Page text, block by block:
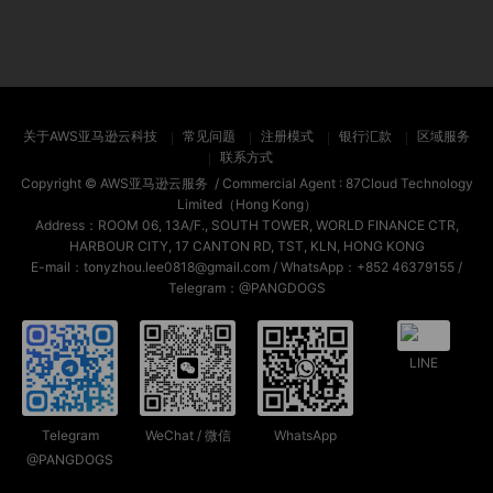
关于AWS亚马逊云科技 常见问题 注册模式 银行汇款
区域服务
联系方式
Copyright © AWS亚马逊云服务 / Commercial Agent : 87Cloud Technology
Limited（Hong Kong）
Address：ROOM 06, 13A/F., SOUTH TOWER, WORLD FINANCE CTR,
HARBOUR CITY, 17 CANTON RD, TST, KLN, HONG KONG
E-mail：tonyzhou.lee0818@gmail.com / WhatsApp：+852 46379155 /
Telegram：@PANGDOGS
Telegram
@PANGDOGS
WeChat / 微信 WhatsApp
LINE